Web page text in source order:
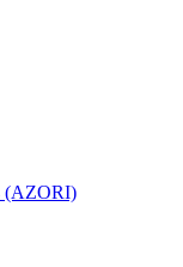
(AZORI)